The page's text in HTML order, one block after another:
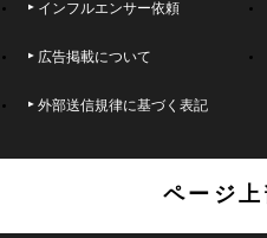
インフルエンサー依頼
広告掲載について
外部送信規律に基づく表記
ページ